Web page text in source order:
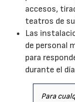
accesos,
teatros de
Las
de personal
para
durante el
Para